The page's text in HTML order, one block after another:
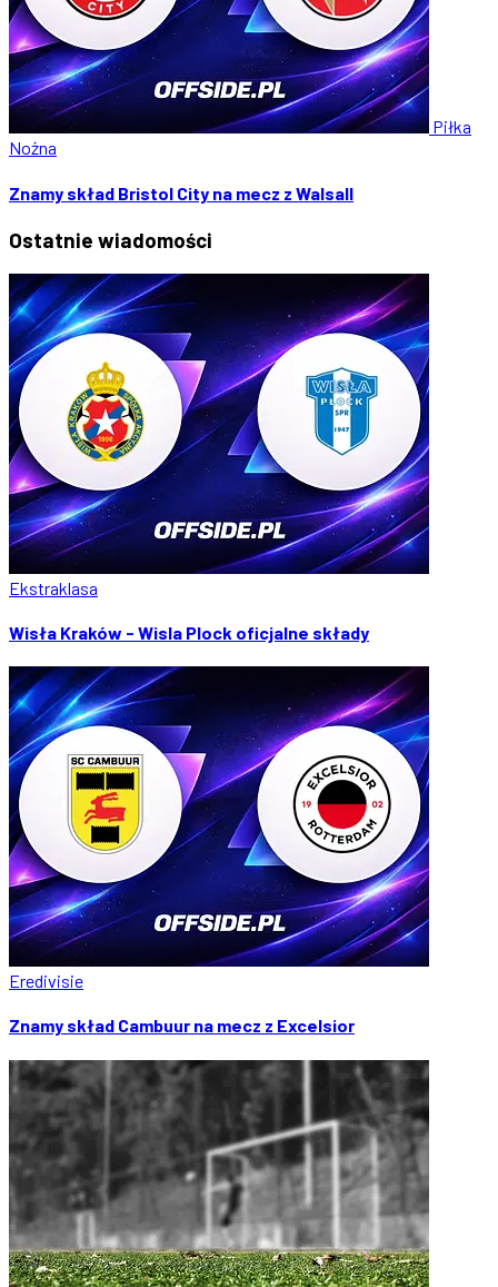
Piłka
Nożna
Znamy skład Bristol City na mecz z Walsall
Ostatnie wiadomości
Ekstraklasa
Wisła Kraków - Wisla Plock oficjalne składy
Eredivisie
Znamy skład Cambuur na mecz z Excelsior